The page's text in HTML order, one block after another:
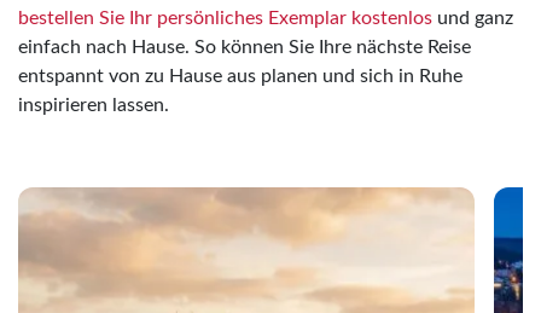
bestellen Sie Ihr persönliches Exemplar kostenlos und ganz
einfach nach Hause. So können Sie Ihre nächste Reise
entspannt von zu Hause aus planen und sich in Ruhe
inspirieren lassen.